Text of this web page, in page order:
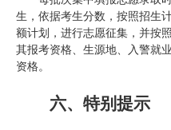
生，依据考生分数，按照招生
额计划，进行志愿征集，并按
其报考资格、生源地、入警就
资格。
六、特别提示